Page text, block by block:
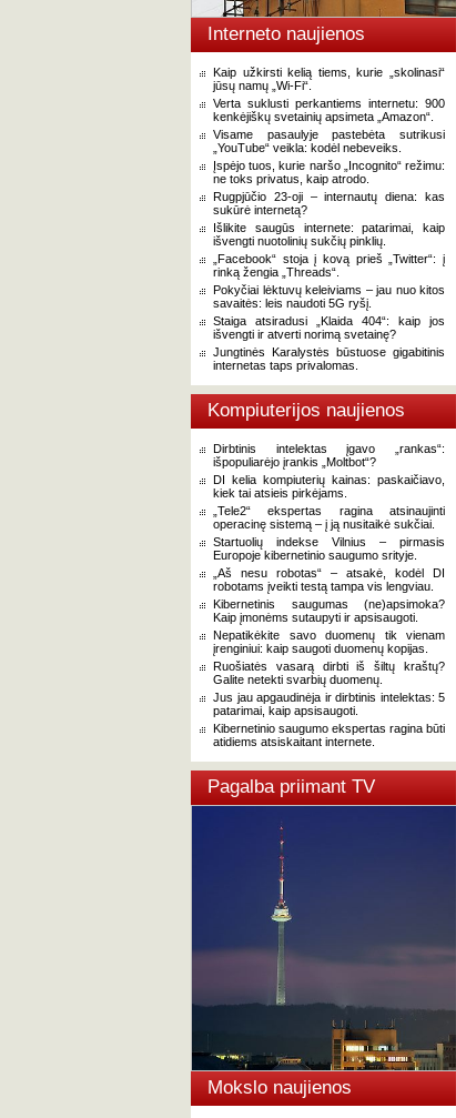
Interneto naujienos
Kaip užkirsti kelią tiems, kurie „skolinasi“
jūsų namų „Wi-Fi“.
Verta suklusti perkantiems internetu: 900
kenkėjiškų svetainių apsimeta „Amazon“.
Visame pasaulyje pastebėta sutrikusi
„YouTube“ veikla: kodėl nebeveiks.
Įspėjo tuos, kurie naršo „Incognito“ režimu:
ne toks privatus, kaip atrodo.
Rugpjūčio 23-oji – internautų diena: kas
sukūrė internetą?
Išlikite saugūs internete: patarimai, kaip
išvengti nuotolinių sukčių pinklių.
„Facebook“ stoja į kovą prieš „Twitter“: į
rinką žengia „Threads“.
Pokyčiai lėktuvų keleiviams – jau nuo kitos
savaitės: leis naudoti 5G ryšį.
Staiga atsiradusi „Klaida 404“: kaip jos
išvengti ir atverti norimą svetainę?
Jungtinės Karalystės būstuose gigabitinis
internetas taps privalomas.
Kompiuterijos naujienos
Dirbtinis intelektas įgavo „rankas“:
išpopuliarėjo įrankis „Moltbot“?
DI kelia kompiuterių kainas: paskaičiavo,
kiek tai atsieis pirkėjams.
„Tele2“ ekspertas ragina atsinaujinti
operacinę sistemą – į ją nusitaikė sukčiai.
Startuolių indekse Vilnius – pirmasis
Europoje kibernetinio saugumo srityje.
„Aš nesu robotas“ – atsakė, kodėl DI
robotams įveikti testą tampa vis lengviau.
Kibernetinis saugumas (ne)apsimoka?
Kaip įmonėms sutaupyti ir apsisaugoti.
Nepatikėkite savo duomenų tik vienam
įrenginiui: kaip saugoti duomenų kopijas.
Ruošiatės vasarą dirbti iš šiltų kraštų?
Galite netekti svarbių duomenų.
Jus jau apgaudinėja ir dirbtinis intelektas: 5
patarimai, kaip apsisaugoti.
Kibernetinio saugumo ekspertas ragina būti
atidiems atsiskaitant internete.
Pagalba priimant TV
Mokslo naujienos